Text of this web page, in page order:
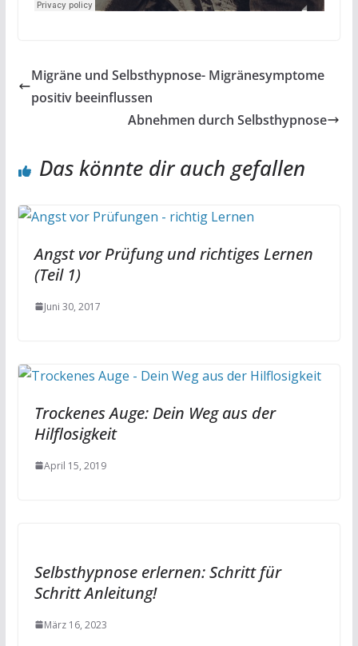
Migräne und Selbsthypnose- Migränesymptome
positiv beeinflussen
Abnehmen durch Selbsthypnose
Das könnte dir auch gefallen
Angst vor Prüfung und richtiges Lernen
(Teil 1)
Juni 30, 2017
Trockenes Auge: Dein Weg aus der
Hilflosigkeit
April 15, 2019
Selbsthypnose erlernen: Schritt für
Schritt Anleitung!
März 16, 2023